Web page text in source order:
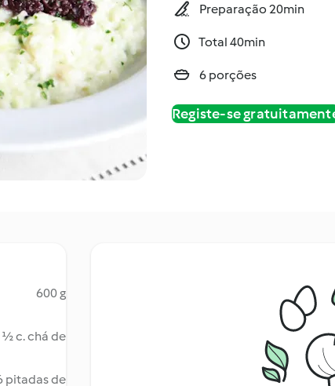
Preparação 20min
Total 40min
6 porções
Registe-se
600 g
½ c. chá de
pitadas de